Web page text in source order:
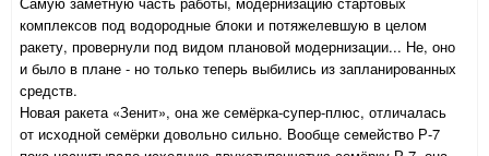
комплексов под водородные блоки и потяжелевшую в целом
ракету, провернули под видом плановой модернизации... Не, оно
и было в плане - но только теперь выбились из запланированных
средств.
Новая ракета «Зенит», она же семёрка-супер-плюс, отличалась
от исходной семёрки довольно сильно. Вообще семейство Р-7